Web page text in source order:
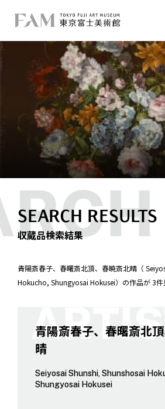
SEARCH RESULTS
収蔵品検索結果
青陽斎春子、春曙斎北頂、春暁斎北晴（
Hokucho, Shungyosai Hokusei）の作品が 3件
青陽斎春子、春曙斎北
晴
Seiyosai Shunshi, Shunshosai
Shungyosai Hokusei